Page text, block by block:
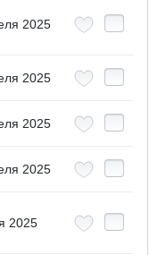
2025
2025
2025
2025
2025